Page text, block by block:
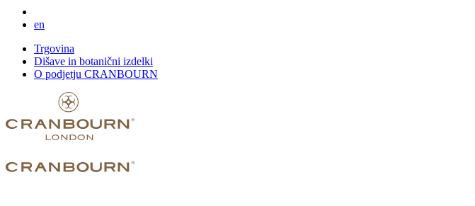
en
Trgovina
Dišave in botanični izdelki
O podjetju CRANBOURN